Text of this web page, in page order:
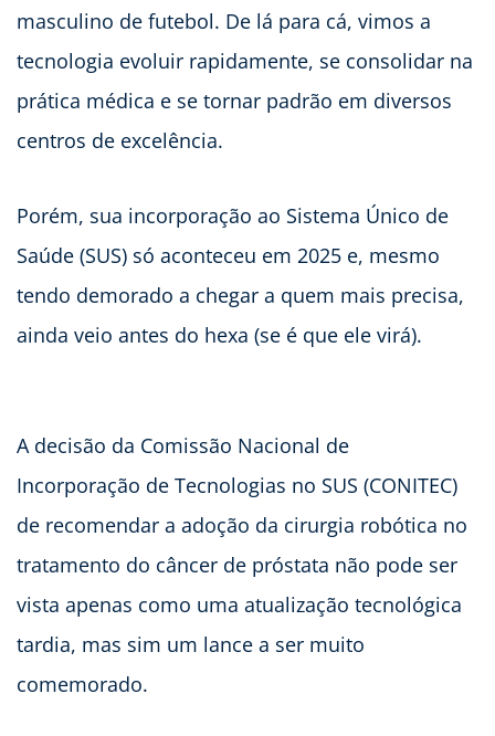
masculino de futebol. De lá para cá, vimos a
tecnologia evoluir rapidamente, se consolidar na
prática médica e se tornar padrão em diversos
centros de excelência.
Porém, sua incorporação ao Sistema Único de
Saúde (SUS) só aconteceu em 2025 e, mesmo
tendo demorado a chegar a quem mais precisa,
ainda veio antes do hexa (se é que ele virá).
A decisão da Comissão Nacional de
Incorporação de Tecnologias no SUS (CONITEC)
de recomendar a adoção da cirurgia robótica no
tratamento do câncer de próstata não pode ser
vista apenas como uma atualização tecnológica
tardia, mas sim um lance a ser muito
comemorado.